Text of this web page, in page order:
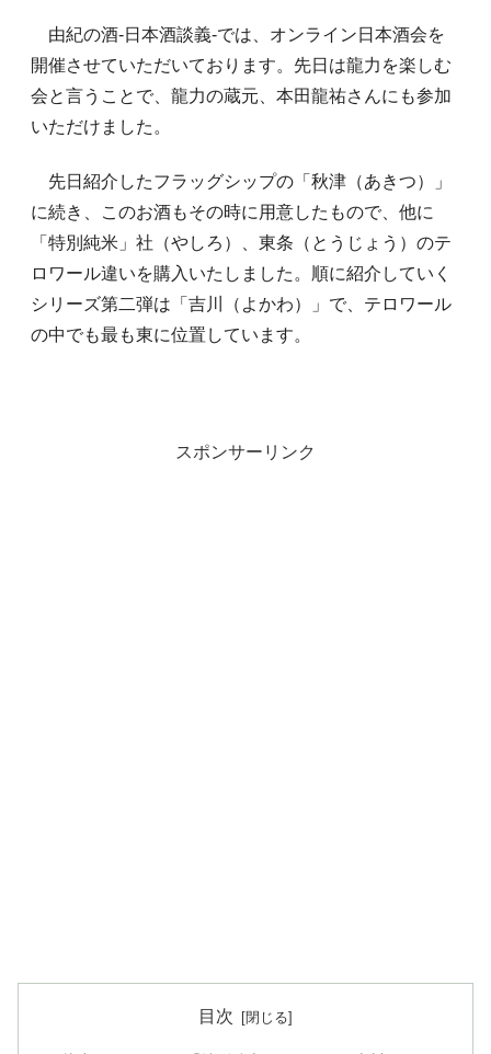
由紀の酒-日本酒談義-では、オンライン日本酒会を
開催させていただいております。先日は龍力を楽しむ
会と言うことで、龍力の蔵元、本田龍祐さんにも参加
いただけました。
先日紹介したフラッグシップの「秋津（あきつ）」
に続き、このお酒もその時に用意したもので、他に
「特別純米」社（やしろ）、東条（とうじょう）のテ
ロワール違いを購入いたしました。順に紹介していく
シリーズ第二弾は「吉川（よかわ）」で、テロワール
の中でも最も東に位置しています。
スポンサーリンク
目次